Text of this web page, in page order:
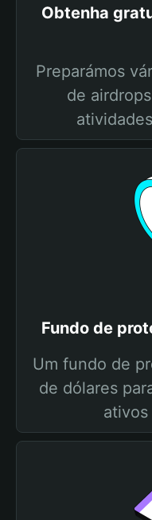
Obtenha
Preparámos
de
Fundo de
Um fundo de
de dólares
ativos